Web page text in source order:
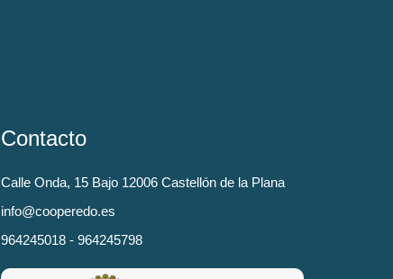
Contacto
Calle Onda, 15 Bajo 12006 Castellón de la Plana
info@cooperedo.es
964245018 - 964245798